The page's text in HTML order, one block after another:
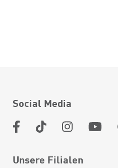
Social Media
Unsere Filialen